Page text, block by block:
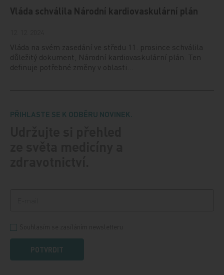
Vláda schválila Národní kardiovaskulární plán
Vláda na svém zasedání ve středu 11. prosince schválila
důležitý dokument, Národní kardiovaskulární plán. Ten
definuje potřebné změny v oblasti…
PŘIHLASTE SE K ODBĚRU NOVINEK.
POTVRDIT